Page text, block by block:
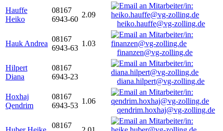
Hauffe
Heiko
08167
6943-60
2.09
heiko.hauffe@vg-zolling.de
Hauk Andrea
08167
6943-63
1.03
finanzen@vg-zolling.de
Hilpert
Diana
08167
6943-23
diana.hilpert@vg-zolling.de
Hoxhaj
Qendrim
08167
6943-53
1.06
qendrim.hoxhaj@vg-zolling.de
08167